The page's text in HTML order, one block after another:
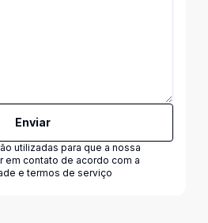
Enviar
utilizadas para que a nossa
em contato de acordo com a
e termos de serviço